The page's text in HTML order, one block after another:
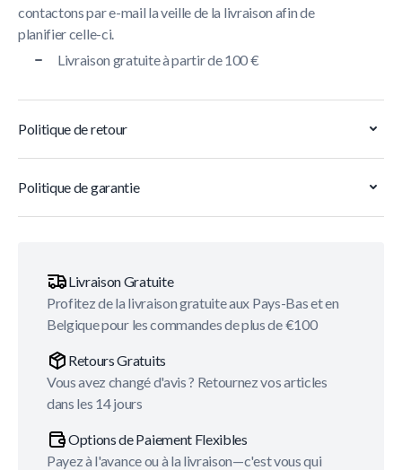
contactons par e-mail la veille de la livraison afin de
planifier celle-ci.
Livraison gratuite à partir de 100 €
Politique de retour
Politique de garantie
Livraison Gratuite
Profitez de la livraison gratuite aux Pays-Bas et en
Belgique pour les commandes de plus de €100
Retours Gratuits
Vous avez changé d'avis ? Retournez vos articles
dans les 14 jours
Options de Paiement Flexibles
Payez à l'avance ou à la livraison—c'est vous qui